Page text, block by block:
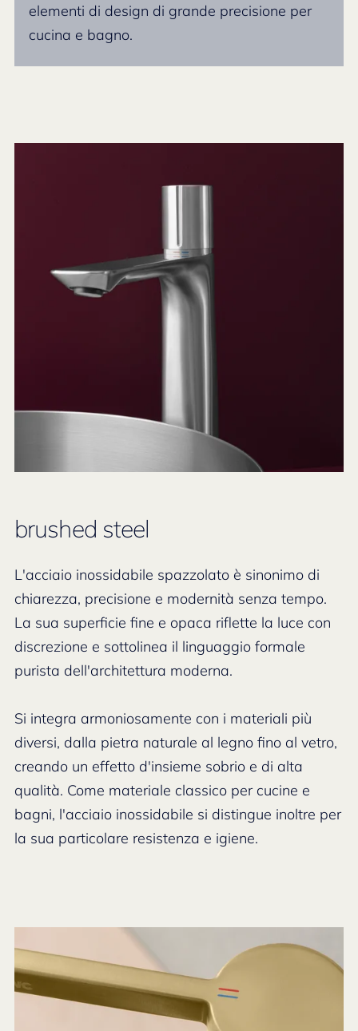
elementi di design di grande precisione per
cucina e bagno.
brushed steel
L'acciaio inossidabile spazzolato è sinonimo di
chiarezza, precisione e modernità senza tempo.
La sua superficie fine e opaca riflette la luce con
discrezione e sottolinea il linguaggio formale
purista dell'architettura moderna.
Si integra armoniosamente con i materiali più
diversi, dalla pietra naturale al legno fino al vetro,
creando un effetto d'insieme sobrio e di alta
qualità. Come materiale classico per cucine e
bagni, l'acciaio inossidabile si distingue inoltre per
la sua particolare resistenza e igiene.